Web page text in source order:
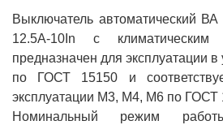
Выключатель автоматический
12.5А-10In с
предназначен для эксплуатации в
по ГОСТ 15150 и
эксплуатации М3, М4, М6 по ГОСТ
Номинальный режим работы